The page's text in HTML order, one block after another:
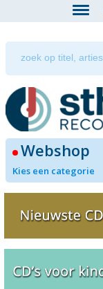
Webshop
Kies een categorie